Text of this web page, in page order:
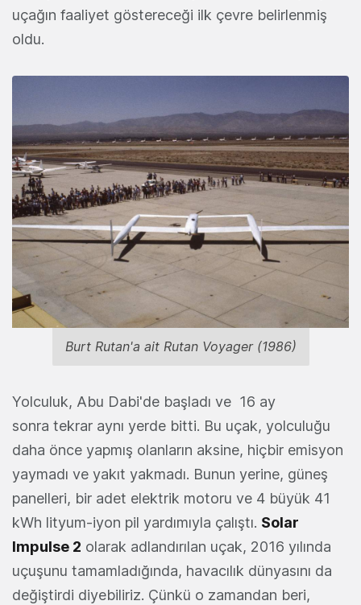
uçağın faaliyet göstereceği ilk çevre belirlenmiş
oldu.
Burt Rutan'a ait Rutan Voyager (1986)
Yolculuk, Abu Dabi'de başladı ve 16 ay
sonra tekrar aynı yerde bitti. Bu uçak, yolculuğu
daha önce yapmış olanların aksine, hiçbir emisyon
yaymadı ve yakıt yakmadı. Bunun yerine, güneş
panelleri, bir adet elektrik motoru ve 4 büyük 41
kWh lityum-iyon pil yardımıyla çalıştı. Solar
Impulse 2 olarak adlandırılan uçak, 2016 yılında
uçuşunu tamamladığında, havacılık dünyasını da
değiştirdi diyebiliriz. Çünkü o zamandan beri,